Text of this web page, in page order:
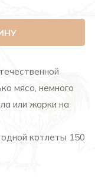
мясо, немного
или жарки на
котлеты 150